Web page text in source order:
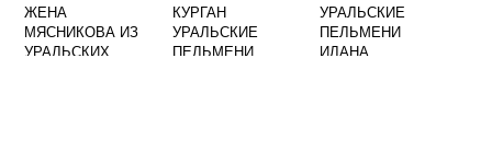
ЖЕНА
МЯСНИКОВА ИЗ
УРАЛЬСКИХ
КУРГАН
УРАЛЬСКИЕ
ПЕЛЬМЕНИ
УРАЛЬСКИЕ
ПЕЛЬМЕНИ
ИЛАНА